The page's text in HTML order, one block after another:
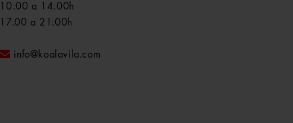
10:00 a 14:00h
17:00 a 21:00h
info@koalavila.com